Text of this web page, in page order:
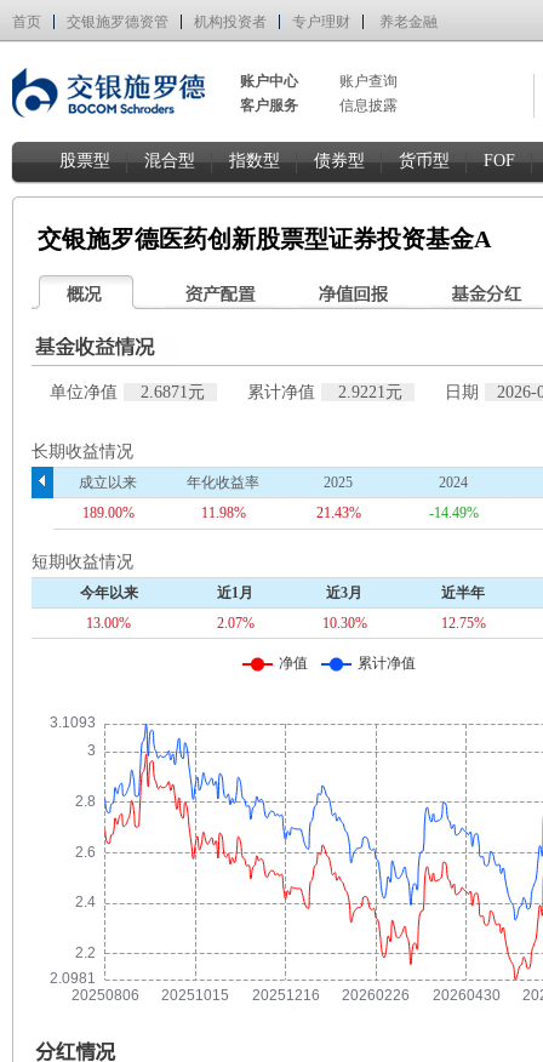
首页 交银施罗德资管 机构投资者 专户理财 养老金融
账户中心
账户查询
客户服务
信息披露
股票型 混合型 指数型 债券型 货币型 FOF
交银施罗德医药创新股票型证券投资基金A
单位净值 2.6871元 累计净值 2.9221元 日期 2026-
长期收益情况
成立以来
189.00%
年化收益率
11.98%
2025
21.43%
2024
-14.49%
短期收益情况
今年以来 近1月 近3月
近半年
13.00%
2.07% 10.30% 12.75%